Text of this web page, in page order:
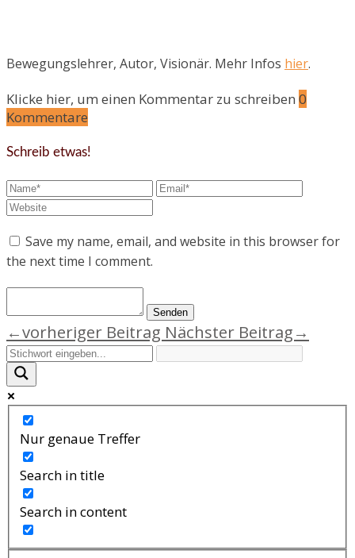
Bewegungslehrer, Autor, Visionär. Mehr Infos hier.
Klicke hier, um einen Kommentar zu schreiben 0
Kommentare
Schreib etwas!
Save my name, email, and website in this browser for
the next time I comment.
←vorheriger Beitrag Nächster Beitrag→
Nur genaue Treffer
Search in title
Search in content